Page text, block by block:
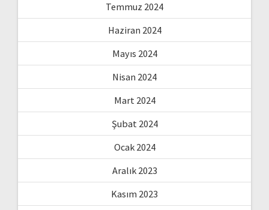
Temmuz 2024
Haziran 2024
Mayıs 2024
Nisan 2024
Mart 2024
Şubat 2024
Ocak 2024
Aralık 2023
Kasım 2023